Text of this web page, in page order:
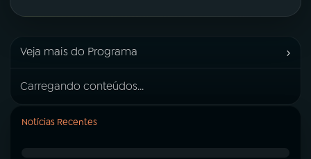
Veja mais do Programa ›
Carregando conteúdos...
Notícias Recentes